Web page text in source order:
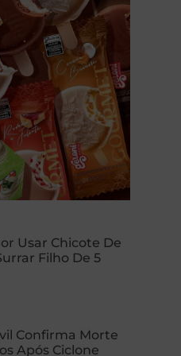
Usar Chicote De
Filho De 5
Confirma Morte
Após Ciclone